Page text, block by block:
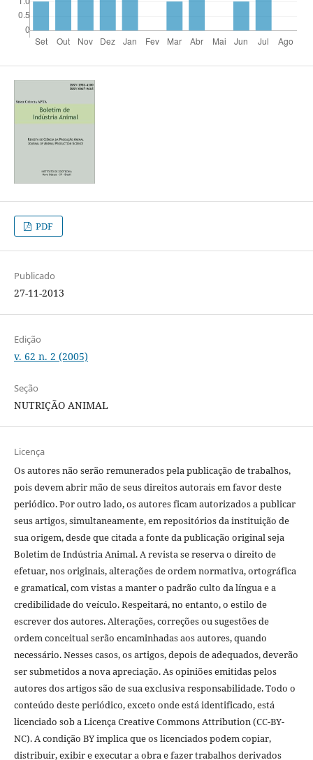
PDF
Publicado
27-11-2013
Edição
v. 62 n. 2 (2005)
Seção
NUTRIÇÃO ANIMAL
Licença
Os autores não serão remunerados pela publicação de trabalhos,
pois devem abrir mão de seus direitos autorais em favor deste
periódico. Por outro lado, os autores ficam autorizados a publicar
seus artigos, simultaneamente, em repositórios da instituição de
sua origem, desde que citada a fonte da publicação original seja
Boletim de Indústria Animal. A revista se reserva o direito de
efetuar, nos originais, alterações de ordem normativa, ortográfica
e gramatical, com vistas a manter o padrão culto da língua e a
credibilidade do veículo. Respeitará, no entanto, o estilo de
escrever dos autores. Alterações, correções ou sugestões de
ordem conceitual serão encaminhadas aos autores, quando
necessário. Nesses casos, os artigos, depois de adequados, deverão
ser submetidos a nova apreciação. As opiniões emitidas pelos
autores dos artigos são de sua exclusiva responsabilidade. Todo o
conteúdo deste periódico, exceto onde está identificado, está
licenciado sob a Licença Creative Commons Attribution (CC-BY-
NC). A condição BY implica que os licenciados podem copiar,
distribuir, exibir e executar a obra e fazer trabalhos derivados